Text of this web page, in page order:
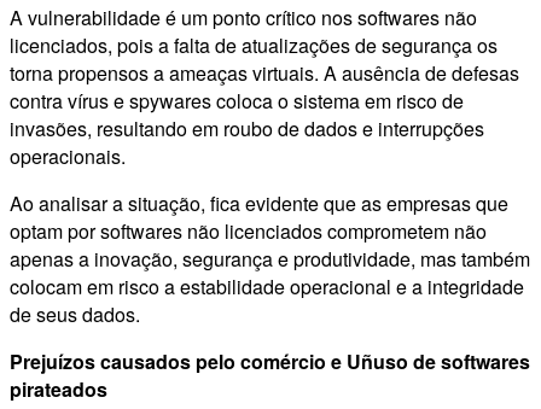
A vulnerabilidade é um ponto crítico nos softwares não
licenciados, pois a falta de atualizações de segurança os
torna propensos a ameaças virtuais. A ausência de defesas
contra vírus e spywares coloca o sistema em risco de
invasões, resultando em roubo de dados e interrupções
operacionais.
Ao analisar a situação, fica evidente que as empresas que
optam por softwares não licenciados comprometem não
apenas a inovação, segurança e produtividade, mas também
colocam em risco a estabilidade operacional e a integridade
de seus dados.
Prejuízos causados pelo comércio e Uñuso de softwares
pirateados